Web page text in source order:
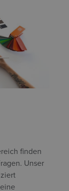
finden
Unser